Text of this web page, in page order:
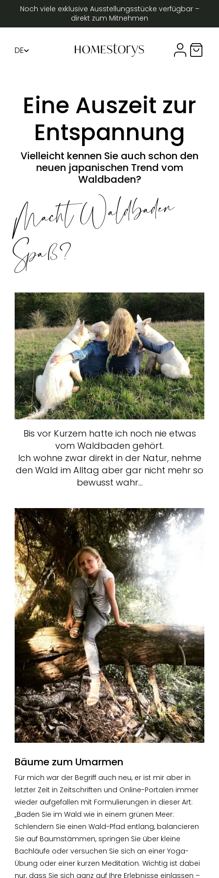
Noch viele exklusive Ausstellungsstücke verfügbar –
direkt zum Mitnehmen
DE
Eine Auszeit zur
Entspannung
Vielleicht kennen Sie auch schon den
neuen japanischen Trend vom
Waldbaden?
Macht
Waldbaden
Spa
ß
?
Bis vor Kurzem hatte ich noch nie etwas
vom Waldbaden gehört.
Ich wohne zwar direkt in der Natur, nehme
den Wald im Alltag aber gar nicht mehr so
bewusst wahr…
Bäume zum Umarmen
Für mich war der Begriff auch neu, er ist mir aber in
letzter Zeit in Zeitschriften und Online-Portalen immer
wieder aufgefallen mit Formulierungen in dieser Art:
„Baden Sie im Wald wie in einem grünen Meer:
Schlendern Sie einen Wald-Pfad entlang, balancieren
Sie auf Baumstämmen, springen Sie über kleine
Bachläufe oder versuchen Sie sich an einer Yoga-
Übung oder einer kurzen Meditation. Wichtig ist dabei
nur, dass Sie sich ganz auf Ihre Erlebnisse einlassen –